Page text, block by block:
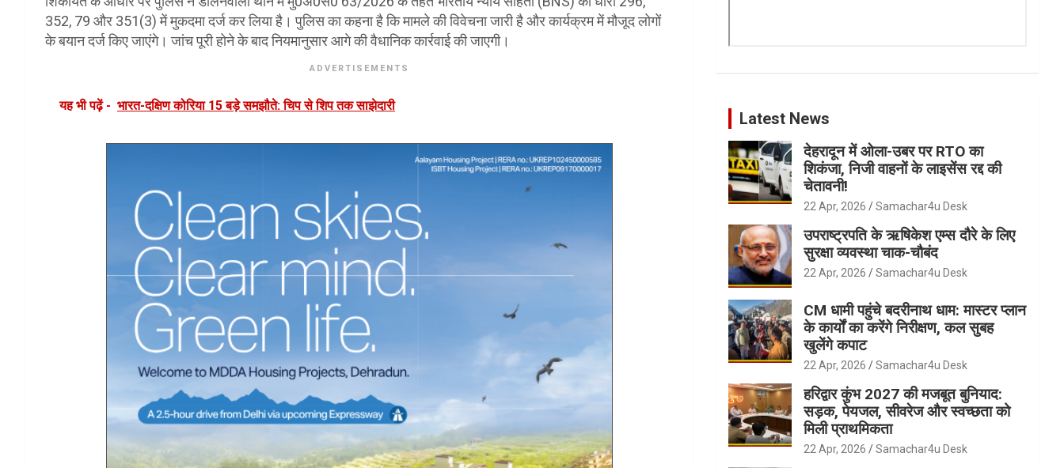
352, 79 और 351(3) में मुकदमा दर्ज कर लिया है। पुलिस का कहना है कि मामले की विवेचना जारी है और कार्यक्रम में मौजूद लोगों
के बयान दर्ज किए जाएंगे। जांच पूरी होने के बाद नियमानुसार आगे की वैधानिक कार्रवाई की जाएगी।
ADVERTISEMENTS
यह भी पढ़ें - भारत-दक्षिण कोरिया 15 बड़े समझौते: चिप से शिप तक साझेदारी
Latest News
देहरादून में ओला-उबर पर RTO का
शिकंजा, निजी वाहनों के लाइसेंस रद्द की
चेतावनी!
22 Apr, 2026 Samachar4u Desk
उपराष्ट्रपति के ऋषिकेश एम्स दौरे के लिए
सुरक्षा व्यवस्था चाक-चौबंद
22 Apr, 2026 Samachar4u Desk
CM धामी पहुंचे बदरीनाथ धाम: मास्टर प्लान
के कार्यों का करेंगे निरीक्षण, कल सुबह
खुलेंगे कपाट
22 Apr, 2026 Samachar4u Desk
हरिद्वार कुंभ 2027 की मजबूत बुनियाद:
सड़क, पेयजल, सीवरेज और स्वच्छता को
मिली प्राथमिकता
22 Apr, 2026 Samachar4u Desk